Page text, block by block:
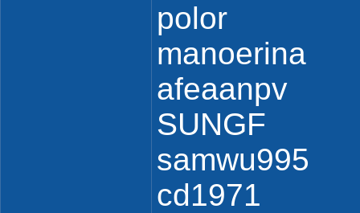
polor
manoerina
afeaanpv
SUNGF
samwu995
cd1971